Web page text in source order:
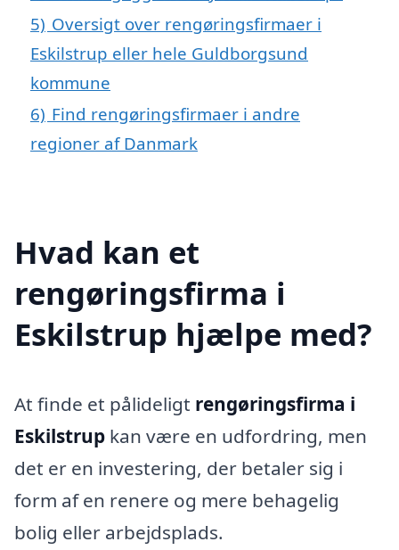
5) Oversigt over rengøringsfirmaer i
Eskilstrup eller hele Guldborgsund
kommune
6) Find rengøringsfirmaer i andre
regioner af Danmark
Hvad kan et
rengøringsfirma i
Eskilstrup hjælpe med?
At finde et pålideligt rengøringsfirma i
Eskilstrup kan være en udfordring, men
det er en investering, der betaler sig i
form af en renere og mere behagelig
bolig eller arbejdsplads.